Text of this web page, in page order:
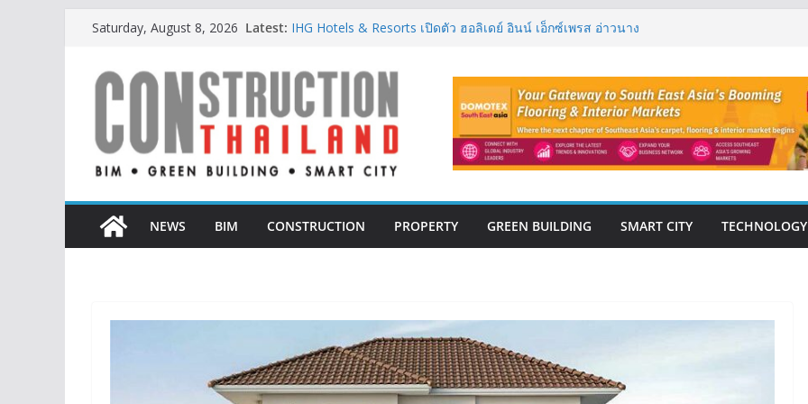
Skip
content
Saturday, August 8, 2026 Latest: IHG Hotels & Resorts เปิดตัว ฮอลิเดย์ อินน์ เอ็กซ์เพรส อ่าวนาง
ตั้งแต่การออกแบบถึงการตรวจสอบอาคารไทย รับมือแผ่นดินไหว
TITLE เผยรายได้ครึ่งปีแรก’69 มากกว่า 2,000 ล้านบาท เติบโต
377% ชี้ดีมานด์ภูเก็ตยังแกร่ง
BCT Expo 2026 ชูแนวคิด “Empowering Net Zero in
Construction & Mining” ขับเคลื่อนอุตสาหกรรมก่อสร้างและ
เหมืองแร่สู่สังคมคาร์บอนต่ำอย่างยั่งยืน
สร้างการเติบโตอย่างยั่งยืน
NEWS
BIM CONSTRUCTION PROPERTY GREEN BUILDING SMART CITY TECHNOLOGY
CONSTRUCTION
THAILAND : VOL.33
(May-Jun 2026)